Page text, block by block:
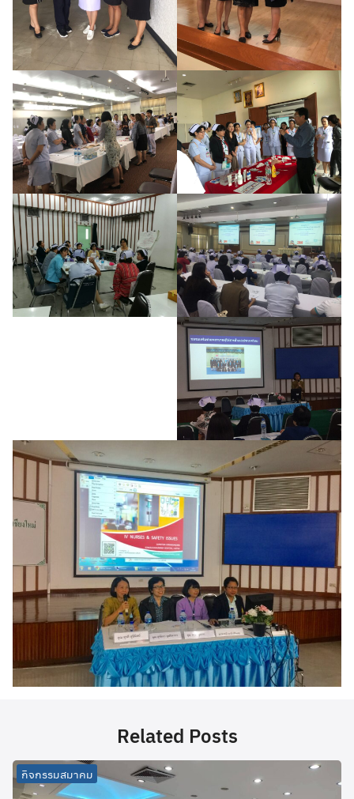
Related Posts
กิจกรรมสมาคม